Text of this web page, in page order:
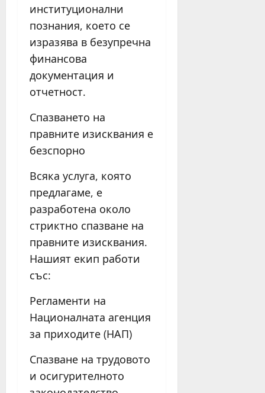
институционални
познания, което се
изразява в безупречна
финансова
документация и
отчетност.
Спазването на
правните изисквания е
безспорно
Всяка услуга, която
предлагаме, е
разработена около
стриктно спазване на
правните изисквания.
Нашият екип работи
със:
Регламенти на
Националната агенция
за приходите (НАП)
Спазване на трудовото
и осигурителното